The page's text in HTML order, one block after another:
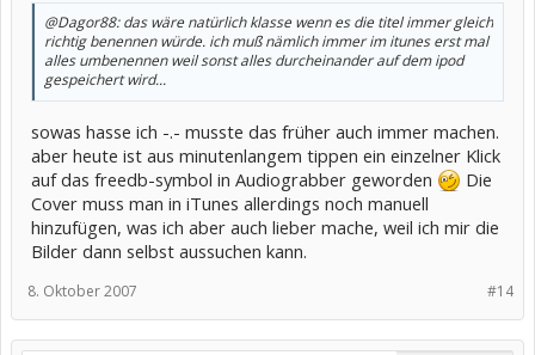
@Dagor88: das wäre natürlich klasse wenn es die titel immer gleich
richtig benennen würde. ich muß nämlich immer im itunes erst mal
alles umbenennen weil sonst alles durcheinander auf dem ipod
gespeichert wird...
sowas hasse ich -.- musste das früher auch immer machen.
aber heute ist aus minutenlangem tippen ein einzelner Klick
auf das freedb-symbol in Audiograbber geworden
Die
Cover muss man in iTunes allerdings noch manuell
hinzufügen, was ich aber auch lieber mache, weil ich mir die
Bilder dann selbst aussuchen kann.
#14
8. Oktober 2007